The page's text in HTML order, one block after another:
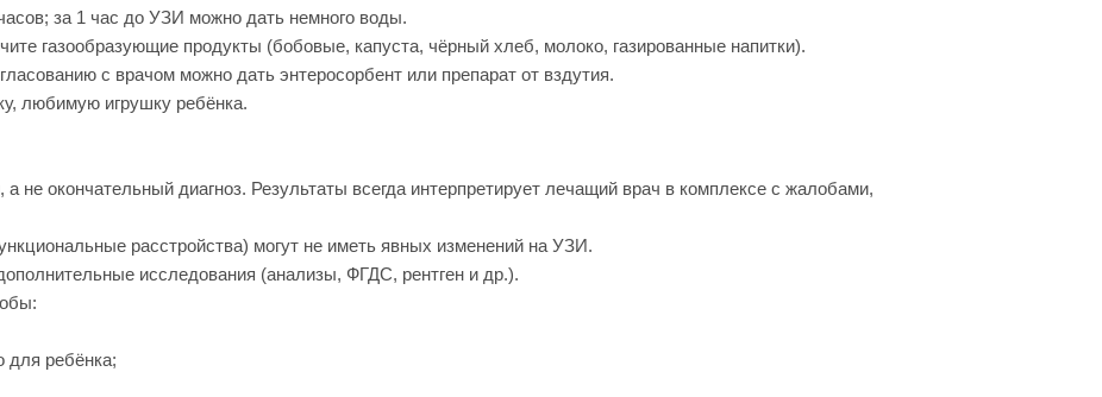
за 1 час до УЗИ можно дать немного воды.
газообразующие продукты (бобовые, капуста, чёрный хлеб, молоко, газированные напитки).
с врачом можно дать энтеросорбент или препарат от вздутия.
любимую игрушку ребёнка.
не окончательный диагноз. Результаты всегда интерпретирует лечащий врач в комплексе с жалобами,
расстройства) могут не иметь явных изменений на УЗИ.
исследования (анализы, ФГДС, рентген и др.).
ребёнка;